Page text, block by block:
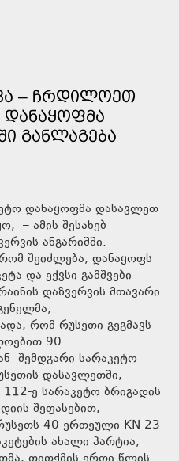
– ᲩᲠᲓᲘᲚᲝᲔᲗ
ᲓᲐᲜᲐᲧᲝᲤᲛᲐ
ᲒᲐᲜᲚᲐᲒᲔᲑᲐ
დანაყოფმა დასავლეთ
– ამის შესახებ
ანგარიშში.
შეიძლება, დანაყოფს
და ექვსი გამშვები
დაზვერვის მთავარი
რომ რუსეთი გეგმავს
90
შემდგარი სარაკეტო
დასავლეთში,
ე სარაკეტო ბრიგადის
შეფასებით,
რუსეთს 40 ერთეული KN-23
ახალი პარტია,